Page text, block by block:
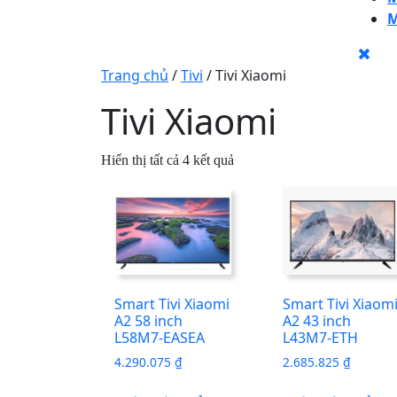
Trang chủ /Tivi / Tivi Xiaomi
Tivi Xiaomi
Hiển thị tất cả 4 kết quả
Smart Tivi Xiaomi
A2 58 inch
L58M7-EASEA
4.290.075 ₫
Smart Tivi Xiaomi
A2 43 inch
L43M7-ETH
2.685.825₫